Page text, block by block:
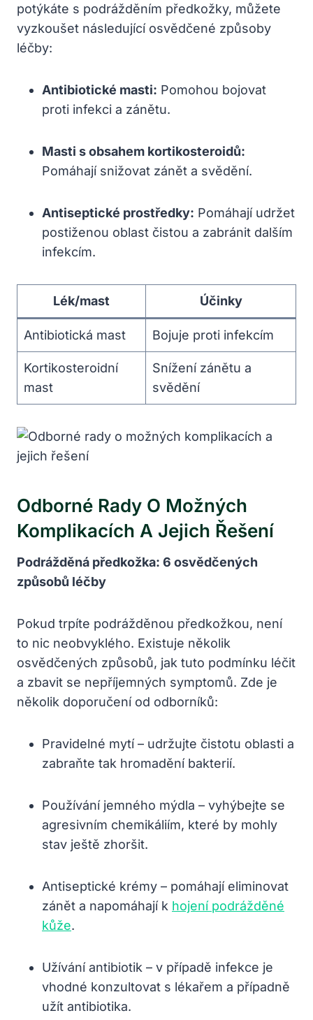
potýkáte s podrážděním předkožky, můžete
vyzkoušet ⁢následující osvědčené ⁤způsoby
léčby:
Antibiotické masti: Pomohou bojovat
proti infekci ⁣a zánětu.
Masti s ⁣obsahem kortikosteroidů:
Pomáhají snižovat⁢ zánět a svědění.
Antiseptické prostředky: Pomáhají udržet
postiženou⁣ oblast čistou a zabránit dalším
infekcím.
Lék/mast Účinky
Antibiotická ​mast Bojuje​ proti infekcím
Kortikosteroidní
mast
Snížení zánětu a
svědění
Odborné Rady O ⁢možných
Komplikacích‍ A Jejich ⁢řešení
Podrážděná předkožka: 6 osvědčených
⁣způsobů léčby
Pokud ​trpíte podrážděnou předkožkou, není
to nic neobvyklého. Existuje několik
osvědčených‍ způsobů, jak tuto podmínku léčit
a ​zbavit se nepříjemných symptomů. Zde je
několik doporučení od⁢ odborníků:
Pravidelné mytí – ‌udržujte‍ čistotu oblasti ⁢a
zabraňte​ tak hromadění bakterií.
Používání⁣ jemného mýdla – vyhýbejte se
agresivním chemikáliím, které by mohly
‌stav ještě ⁤zhoršit.
Antiseptické krémy – pomáhají eliminovat
zánět a napomáhají k​ hojení podrážděné
kůže.
Užívání ⁤antibiotik​ – ⁣v případě infekce je ​
vhodné konzultovat s lékařem a případně
⁤užít ⁣antibiotika.